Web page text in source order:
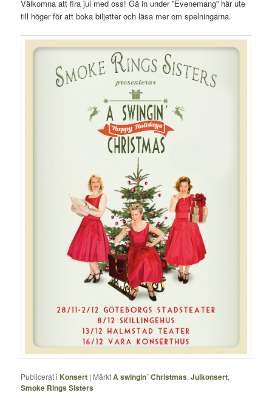
Välkomna att fira jul med oss! Gå in under ”Evenemang” här ute
till höger för att boka biljetter och läsa mer om spelningarna.
Publicerat i Konsert | MärktA swingin´ Christmas,Julkonsert,
Smoke Rings Sisters